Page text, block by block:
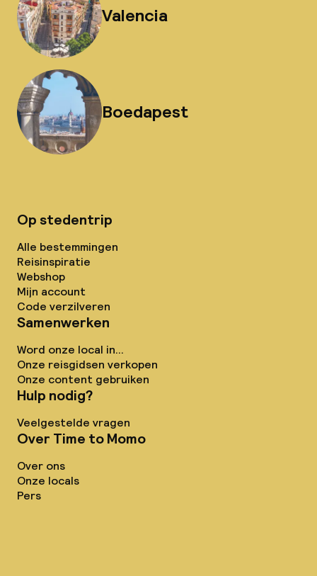
Valencia
Boedapest
Op stedentrip
Alle bestemmingen
Reisinspiratie
Webshop
Mijn account
Code verzilveren
Samenwerken
Word onze local in...
Onze reisgidsen verkopen
Onze content gebruiken
Hulp nodig?
Veelgestelde vragen
Over Time to Momo
Over ons
Onze locals
Pers